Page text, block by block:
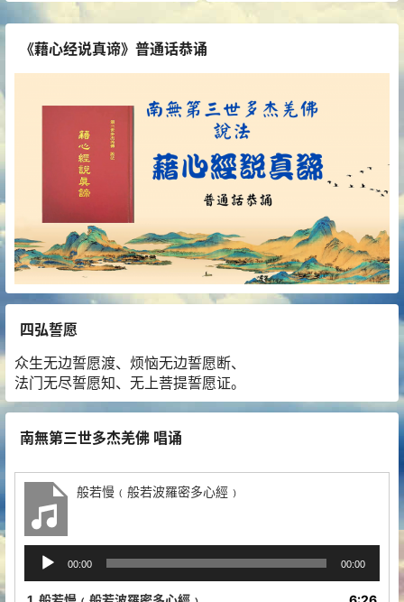
《藉心经说真谛》普通话恭诵
四弘誓愿
众生无边誓愿渡、烦恼无边誓愿断、
法门无尽誓愿知、无上菩提誓愿证。
南無第三世多杰羌佛 唱诵
般若慢﹙般若波羅密多心經﹚
播
00:00 00:00